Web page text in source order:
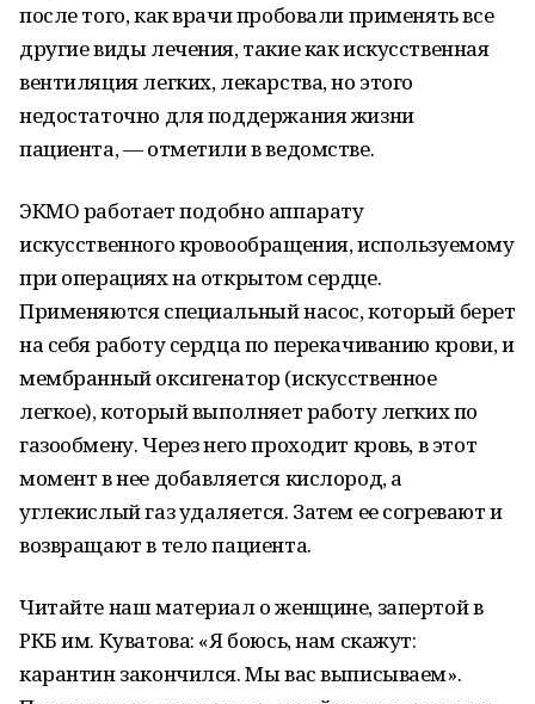
после того, как врачи пробовали применять все
другие виды лечения, такие как искусственная
вентиляция легких, лекарства, но этого
недостаточно для поддержания жизни
пациента, — отметили в ведомстве.
ЭКМО работает подобно аппарату
искусственного кровообращения, используемому
при операциях на открытом сердце.
Применяются специальный насос, который берет
на себя работу сердца по перекачиванию крови, и
мембранный оксигенатор (искусственное
легкое), который выполняет работу легких по
газообмену. Через него проходит кровь, в этот
момент в нее добавляется кислород, а
углекислый газ удаляется. Затем ее согревают и
возвращают в тело пациента.
Читайте наш материал о женщине, запертой в
РКБ им. Куватова: «Я боюсь, нам скажут:
карантин закончился. Мы вас выписываем».